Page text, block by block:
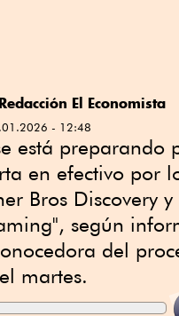
Redacción El Economista
- 12:48
está preparando
en efectivo por
Bros ‍Discovery
según
del
martes.